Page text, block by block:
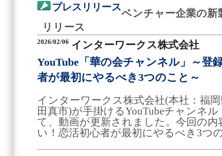
プレスリリース
ベンチャー企業の新
リリース
2026/02/06 インターワークス株式会社
YouTube「華の会チャンネル」～登
者が最初にやるべき3つのこと～
インターワークス株式会社(本社：福
田真市)が手掛けるYouTubeチャンネ
て、動画が更新されました。今回の
い！恋活初心者が最初にやるべき3つ